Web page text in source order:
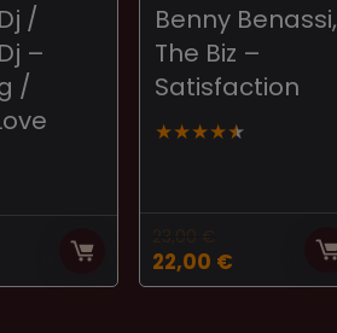
/
–
/
Benny Benassi,
The Biz –
Satisfaction
★★★★★
23,00 €
El
precio
22,00 €
precio